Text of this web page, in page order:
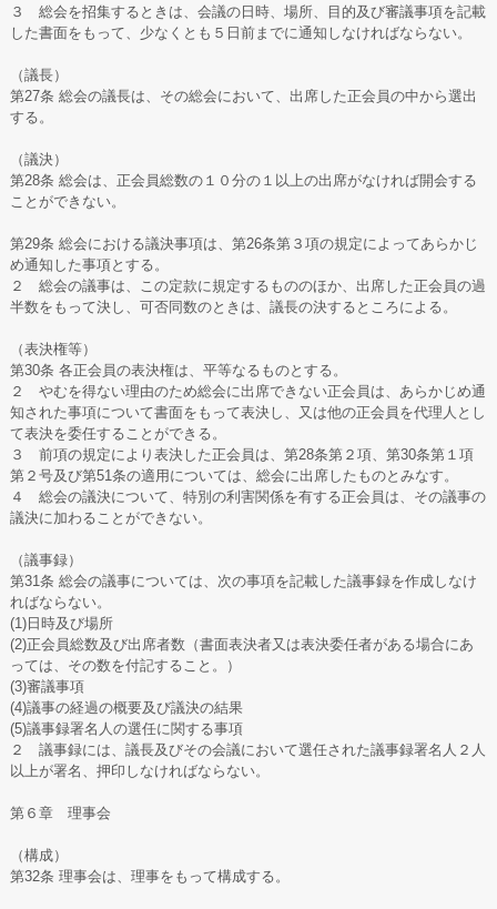
３ 総会を招集するときは、会議の日時、場所、目的及び審議事項を記載
した書面をもって、少なくとも５日前までに通知しなければならない。
（議長）
第27条 総会の議長は、その総会において、出席した正会員の中から選出
する。
（議決）
第28条 総会は、正会員総数の１０分の１以上の出席がなければ開会する
ことができない。
第29条 総会における議決事項は、第26条第３項の規定によってあらかじ
め通知した事項とする。
２ 総会の議事は、この定款に規定するもののほか、出席した正会員の過
半数をもって決し、可否同数のときは、議長の決するところによる。
（表決権等）
第30条 各正会員の表決権は、平等なるものとする。
２ やむを得ない理由のため総会に出席できない正会員は、あらかじめ通
知された事項について書面をもって表決し、又は他の正会員を代理人とし
て表決を委任することができる。
３ 前項の規定により表決した正会員は、第28条第２項、第30条第１項
第２号及び第51条の適用については、総会に出席したものとみなす。
４ 総会の議決について、特別の利害関係を有する正会員は、その議事の
議決に加わることができない。
（議事録）
第31条 総会の議事については、次の事項を記載した議事録を作成しなけ
ればならない。
(1)日時及び場所
(2)正会員総数及び出席者数（書面表決者又は表決委任者がある場合にあ
っては、その数を付記すること。）
(3)審議事項
(4)議事の経過の概要及び議決の結果
(5)議事録署名人の選任に関する事項
２ 議事録には、議長及びその会議において選任された議事録署名人２人
以上が署名、押印しなければならない。
第６章 理事会
（構成）
第32条 理事会は、理事をもって構成する。